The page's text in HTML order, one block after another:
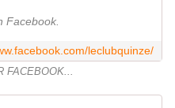
Facebook.
leclubquinze/
FACEBOOK...